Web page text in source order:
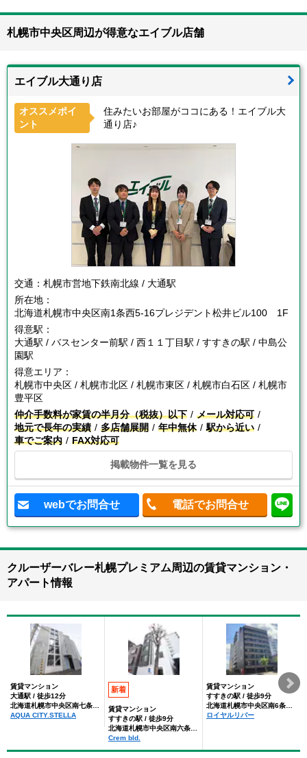
札幌市中央区周辺が得意なエイブル店舗
エイブル大通り店
オススメポイ
ント
住みたいお部屋がココにある！エイブル大
通り店♪
交通： 札幌市営地下鉄南北線 / 大通駅
所在地：
北海道札幌市中央区南1条西5-16プレジデント松井ビル100 1F
得意駅：
大通駅 / バスセンター前駅 / 西１１丁目駅 / すすきの駅 / 中島公
園駅
得意エリア：
札幌市中央区 / 札幌市北区 / 札幌市東区 / 札幌市白石区 / 札幌市
豊平区
仲介手数料が家賃の半月分（税抜）以下
メール対応可
地元で長年の実績
多店舗展開 年中無休
駅から近い
車でご案内
FAX対応可
掲載物件一覧を見る
webでお問合せ 電話でお問合せ
クルーザーバレー札幌プレミアム周辺の賃貸マンション・
アパート情報
賃貸マンション
大通駅 / 徒歩12分
AQUA CITY.STELLA
新着
賃貸マンション
すすきの駅 / 徒歩9分
Crem bld.
賃貸マンション
すすきの駅 / 徒歩9分
ロイヤルリバー